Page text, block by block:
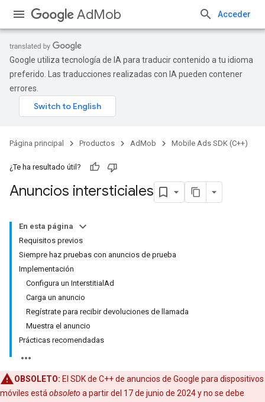
AdMob Acceder
Google utiliza tecnología de IA para traducir contenido a tu idioma
preferido. Las traducciones realizadas con IA pueden contener
errores.
Página principal Productos AdMob Mobile Ads SDK (C++)
¿Te ha resultado útil?
Anuncios intersticiales
En esta página
Requisitos previos
Siempre haz pruebas con anuncios de prueba
Implementación
Configura un InterstitialAd
Carga un anuncio
Regístrate para recibir devoluciones de llamada
Muestra el anuncio
Prácticas recomendadas
OBSOLETO: El SDK de C++ de anuncios de Google para dispositivos
móviles está obsoleto a partir del 17 de junio de 2024 y no se debe